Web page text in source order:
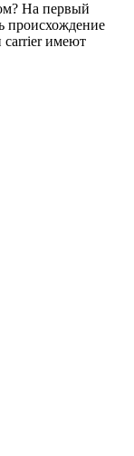
На первый
происхождение
carrier имеют